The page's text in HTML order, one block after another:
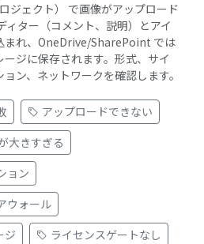
ジェクト） で画像がアップロード
ィター（コメント、説明）とアイ
まれ、OneDrive/SharePoint では
ジに保存されます。形式、サイ
ン、ネットワークを確認します。
アップロードできない
大きすぎる
ョン
ウォール
ジ
ライセンスゲートなし